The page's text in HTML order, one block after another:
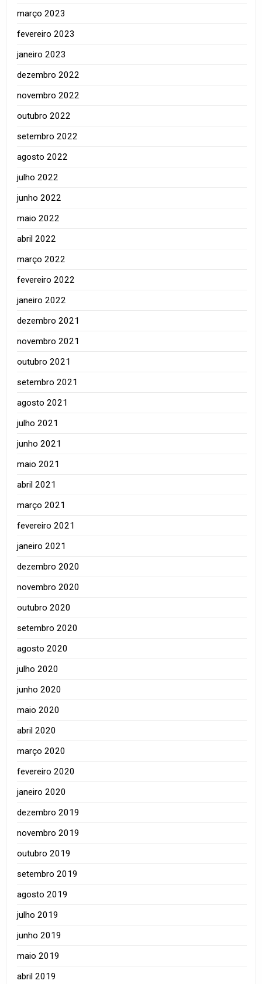
março 2023
fevereiro 2023
janeiro 2023
dezembro 2022
novembro 2022
outubro 2022
setembro 2022
agosto 2022
julho 2022
junho 2022
maio 2022
abril 2022
março 2022
fevereiro 2022
janeiro 2022
dezembro 2021
novembro 2021
outubro 2021
setembro 2021
agosto 2021
julho 2021
junho 2021
maio 2021
abril 2021
março 2021
fevereiro 2021
janeiro 2021
dezembro 2020
novembro 2020
outubro 2020
setembro 2020
agosto 2020
julho 2020
junho 2020
maio 2020
abril 2020
março 2020
fevereiro 2020
janeiro 2020
dezembro 2019
novembro 2019
outubro 2019
setembro 2019
agosto 2019
julho 2019
junho 2019
maio 2019
abril 2019